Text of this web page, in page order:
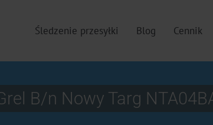
Śledzenie przesyłki Blog Cennik
B/n Nowy Targ